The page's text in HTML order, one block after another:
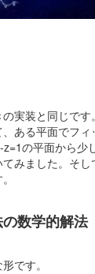
実装と同じで
ある平面でフィ
の平面から少
みました。そ
数学的解法
です。